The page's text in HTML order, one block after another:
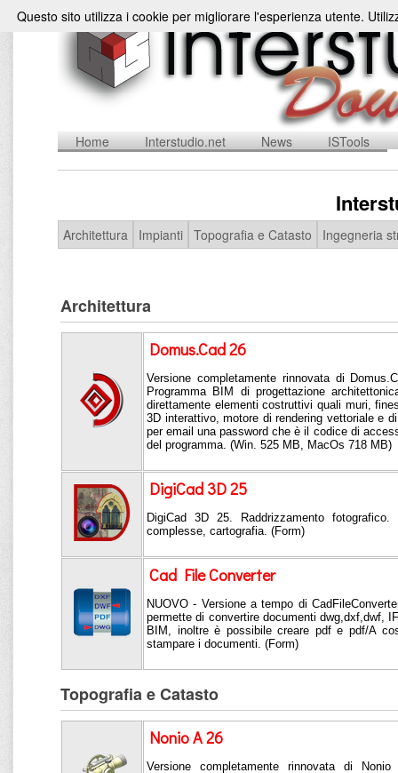
Home Interstudio.net News ISTools
Architettura Impianti Topografia e Catasto Ingegneria
Architettura
Domus.Cad 26
Versione completamente rinnovata di
Programma BIM di progettazione
direttamente elementi costruttivi quali muri,
3D interattivo, motore di rendering vettoriale e
per email una password che è il codice di
del programma. (Win. 525 MB, MacOs 718 MB)
DigiCad 3D 25
DigiCad 3D 25. Raddrizzamento
complesse, cartografia. (Form)
Cad File Converter
NUOVO - Versione a tempo di
permette di convertire documenti dwg,dxf,dwf,
BIM, inoltre è possibile creare pdf e pdf/A
stampare i documenti. (Form)
Topografia e Catasto
Nonio A 26
Versione completamente rinnovata di
Questo sito utilizza i cookie per migliorare l'esperienza utente.